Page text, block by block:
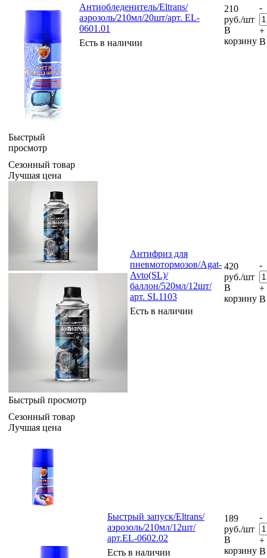
Быстрый
просмотр
Антиобледенитель/Eltrans/
аэрозоль/210мл/20шт/арт. EL-
0601.01
Есть в наличии
210
руб./шт
В
корзину
-
+
В
Сезонный товар
Лучшая цена
Быстрый просмотр
Антифриз для
пневмотормозов/Agat-
Avto(SL)/
баллон/520мл/12шт/
арт. SL1103
Есть в наличии
420
руб./шт
В
корзину
-
+
В
Сезонный товар
Лучшая цена
Быстрый запуск/Eltrans/
аэрозоль/210мл/12шт/
арт.EL-0602.02
Есть в наличии
189
руб./шт
В
корзину
-
+
В